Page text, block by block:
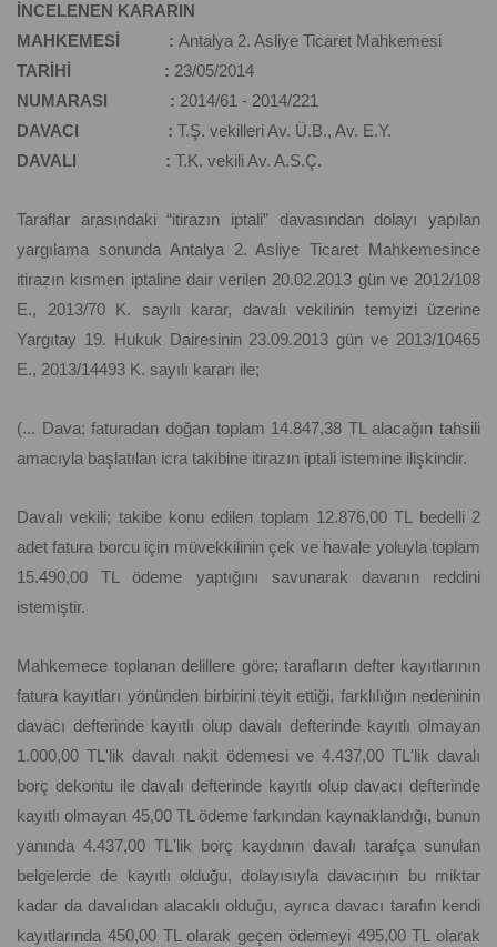
İNCELENEN KARARIN
MAHKEMESİ : Antalya 2. Asliye Ticaret Mahkemesi
TARİHİ : 23/05/2014
NUMARASI : 2014/61 - 2014/221
DAVACI : T.Ş. vekilleri Av. Ü.B., Av. E.Y.
DAVALI : T.K. vekili Av. A.S.Ç.
Taraflar arasındaki “itirazın iptali” davasından dolayı yapılan
yargılama sonunda Antalya 2. Asliye Ticaret Mahkemesince
itirazın kısmen iptaline dair verilen 20.02.2013 gün ve 2012/108
E., 2013/70 K. sayılı karar, davalı vekilinin temyizi üzerine
Yargıtay 19. Hukuk Dairesinin 23.09.2013 gün ve 2013/10465
E., 2013/14493 K. sayılı kararı ile;
(... Dava; faturadan doğan toplam 14.847,38 TL alacağın tahsili
amacıyla başlatılan icra takibine itirazın iptali istemine ilişkindir.
Davalı vekili; takibe konu edilen toplam 12.876,00 TL bedelli 2
adet fatura borcu için müvekkilinin çek ve havale yoluyla toplam
15.490,00 TL ödeme yaptığını savunarak davanın reddini
istemiştir.
Mahkemece toplanan delillere göre; tarafların defter kayıtlarının
fatura kayıtları yönünden birbirini teyit ettiği, farklılığın nedeninin
davacı defterinde kayıtlı olup davalı defterinde kayıtlı olmayan
1.000,00 TL'lik davalı nakit ödemesi ve 4.437,00 TL'lik davalı
borç dekontu ile davalı defterinde kayıtlı olup davacı defterinde
kayıtlı olmayan 45,00 TL ödeme farkından kaynaklandığı, bunun
yanında 4.437,00 TL'lik borç kaydının davalı tarafça sunulan
belgelerde de kayıtlı olduğu, dolayısıyla davacının bu miktar
kadar da davalıdan alacaklı olduğu, ayrıca davacı tarafın kendi
kayıtlarında 450,00 TL olarak geçen ödemeyi 495,00 TL olarak